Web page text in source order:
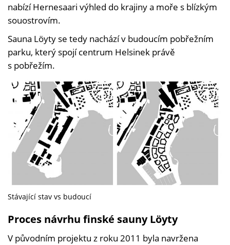
nabízí Hernesaari výhled do krajiny a moře s blízkým
souostrovím.
Sauna Löyty se tedy nachází v budoucím pobřežním
parku, který spojí centrum Helsinek právě
s pobřežím.
Stávající stav vs budoucí
Proces návrhu finské sauny Löyty
V původním projektu z roku 2011 byla navržena